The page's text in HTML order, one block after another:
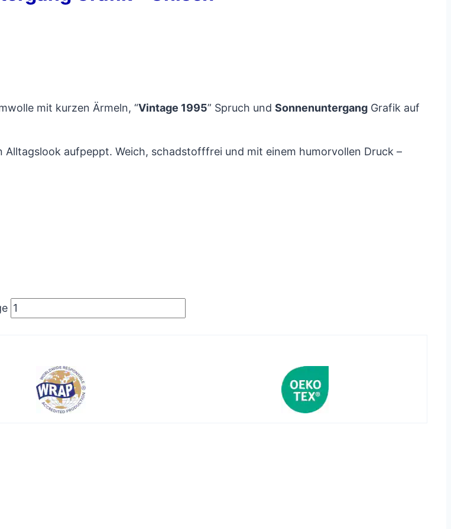
mit kurzen Ärmeln, “Vintage 1995” Spruch und Sonnenuntergang Grafik auf
aufpeppt. Weich, schadstofffrei und mit einem humorvollen Druck –